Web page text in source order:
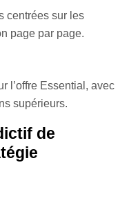
centrées sur les
page par page.
l’offre Essential, avec
supérieurs.
de